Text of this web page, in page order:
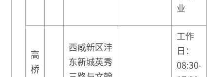
业
高
桥
西咸新区沣
东新城英秀
工作
日：
08:30-